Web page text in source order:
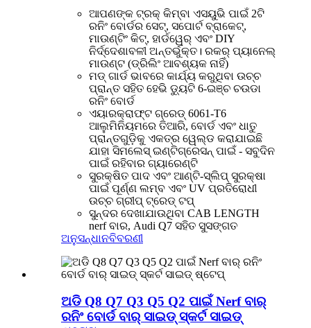
ଆପଣଙ୍କ ଟ୍ରକ୍ କିମ୍ବା ଏସୟୁଭି ପାଇଁ 2ଟି
ରନିଂ ବୋର୍ଡର ସେଟ୍, ସପୋର୍ଟ ବ୍ରାକେଟ୍,
ମାଉଣ୍ଟିଂ କିଟ୍, ହାର୍ଡୱେର୍ ଏବଂ DIY
ନିର୍ଦ୍ଦେଶାବଳୀ ଅନ୍ତର୍ଭୁକ୍ତ। ରକର୍ ପ୍ୟାନେଲ୍
ମାଉଣ୍ଟ (ଡ୍ରିଲିଂ ଆବଶ୍ୟକ ନାହିଁ)
ମଡ୍ ଗାର୍ଡ ଭାବରେ କାର୍ଯ୍ୟ କରୁଥିବା ଉଚ୍ଚ
ପ୍ରାନ୍ତ ସହିତ ହେଭି ଡ୍ୟୁଟି 6-ଇଞ୍ଚ ଚଉଡା
ରନିଂ ବୋର୍ଡ
ଏୟାରକ୍ରାଫ୍ଟ ଗ୍ରେଡ୍ 6061-T6
ଆଲୁମିନିୟମରେ ତିଆରି, ବୋର୍ଡ ଏବଂ ଧାତୁ
ପ୍ରାନ୍ତଗୁଡ଼ିକୁ ଏକତ୍ର ୱେଲ୍ଡ କରାଯାଇଛି
ଯାହା ସିମଲେସ୍ ଇଣ୍ଟିଗ୍ରେସନ୍ ପାଇଁ - ସବୁଦିନ
ପାଇଁ ରହିବାର ଗ୍ୟାରେଣ୍ଟି
ସୁରକ୍ଷିତ ପାଦ ଏବଂ ଆଣ୍ଟି-ସ୍ଲିପ୍ ସୁରକ୍ଷା
ପାଇଁ ପୂର୍ଣ୍ଣ ଲମ୍ବ ଏବଂ UV ପ୍ରତିରୋଧୀ
ଉଚ୍ଚ ଗ୍ରୀପ୍ ଟ୍ରେଡ୍ ଟପ୍
ସୁନ୍ଦର ଦେଖାଯାଉଥିବା CAB LENGTH
nerf ବାର, Audi Q7 ସହିତ ସୁସଙ୍ଗତ
ଅନୁସନ୍ଧାନବିବରଣୀ
ଅଡି Q8 Q7 Q3 Q5 Q2 ପାଇଁ Nerf ବାର୍
ରନିଂ ବୋର୍ଡ ବାର୍ ସାଇଡ୍ ସ୍କର୍ଟ ସାଇଡ୍